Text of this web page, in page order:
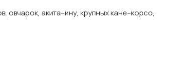
овчарок, акита–ину, крупных кане–корсо,